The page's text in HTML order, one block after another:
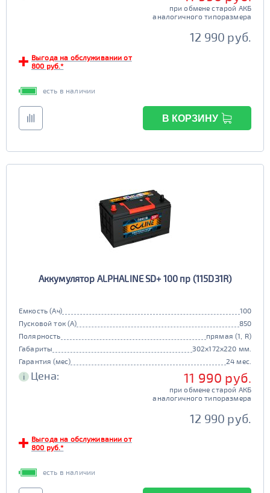
при обмене старой АКБ
аналогичного типоразмера
12 990 руб.
Выгода на обслуживании от
800 руб.*
есть в наличии
В КОРЗИНУ
Аккумулятор ALPHALINE SD+ 100 пр (115D31R)
Емкость (Ач)
100
Пусковой ток (А)
850
Полярность
прямая (1, R)
Габариты
302x172x220 мм.
Гарантия (мес)
24 мес.
i Цена: 11 990 руб.
при обмене старой АКБ
аналогичного типоразмера
12 990 руб.
Выгода на обслуживании от
800 руб.*
есть в наличии